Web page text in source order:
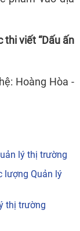
thi viết “Dấu ấn
Hoàng Hòa -
lý thị trường
lượng Quản lý
thị trường